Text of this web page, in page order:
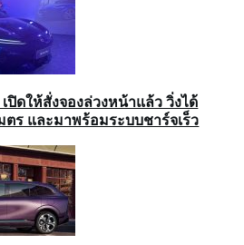
เปิดให้สั่งจองล่วงหน้าแล้ว วิ่งได้
ตร และมาพร้อมระบบชาร์จเร็ว